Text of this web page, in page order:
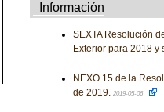
Información
SEXTA Resolución
Exterior para 2018 y
NEXO 15 de la
de 2019. 2019-05-06